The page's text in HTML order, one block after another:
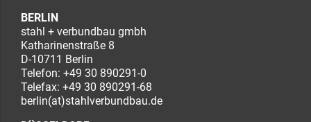
BERLIN
stahl + verbundbau gmbh
Katharinenstraße 8
D-10711 Berlin
Telefon: +49 30 890291-0
Telefax: +49 30 890291-68
berlin(at)stahlverbundbau.de